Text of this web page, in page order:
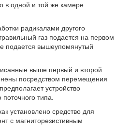
в одной и той же камере
радикалами другого
газ подается на первом
подается вышеупомянутый
выше первый и второй
посредством перемещения
устройство
типа.
установлено средство для
с магниторезистивным